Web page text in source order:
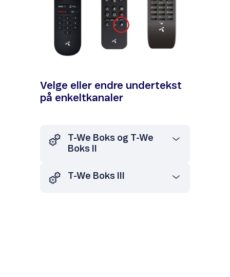
Velge eller endre undertekst
på enkeltkanaler
T-We Boks og T-We
Boks II
T-We Boks III